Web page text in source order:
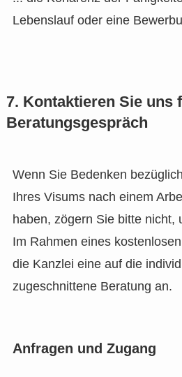
Lebenslauf oder eine
7. Kontaktieren Sie uns
Beratungsgespräch
Wenn Sie Bedenken
Ihres Visums nach einem
haben, zögern Sie bitte nicht,
Im Rahmen eines
die Kanzlei eine auf die
zugeschnittene Beratung an.
Anfragen und Zugang